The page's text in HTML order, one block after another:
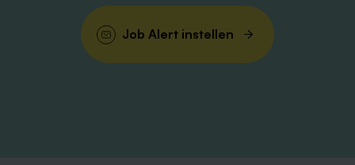
Job Alert instellen